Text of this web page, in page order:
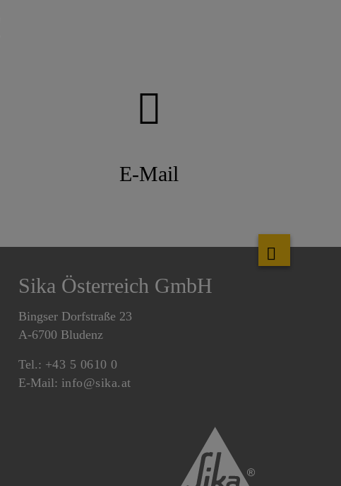
E-Mail
Sika Österreich GmbH
Bingser Dorfstraße 23
A-6700 Bludenz
Tel.: +43 5 0610 0
E-Mail: info@sika.at